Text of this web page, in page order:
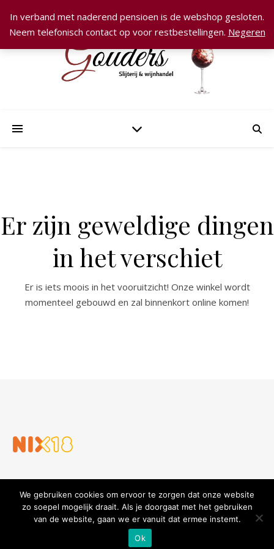
Er zijn geweldige dingen
in het verschiet
Er is iets moois in het vooruitzicht! Onze winkel wordt
momenteel gebouwd en zal binnenkort online komen!
Slijterij en Wijnhandel Gouders
Algemene voorwaarden
In verband met naderend pensioen is de webshop gesloten.
Neem telefonisch contact op voor restbestellingen. Negeren
We gebruiken cookies om ervoor te zorgen dat onze website
zo soepel mogelijk draait. Als je doorgaat met het gebruiken
van de website, gaan we er vanuit dat ermee instemt.
Ok